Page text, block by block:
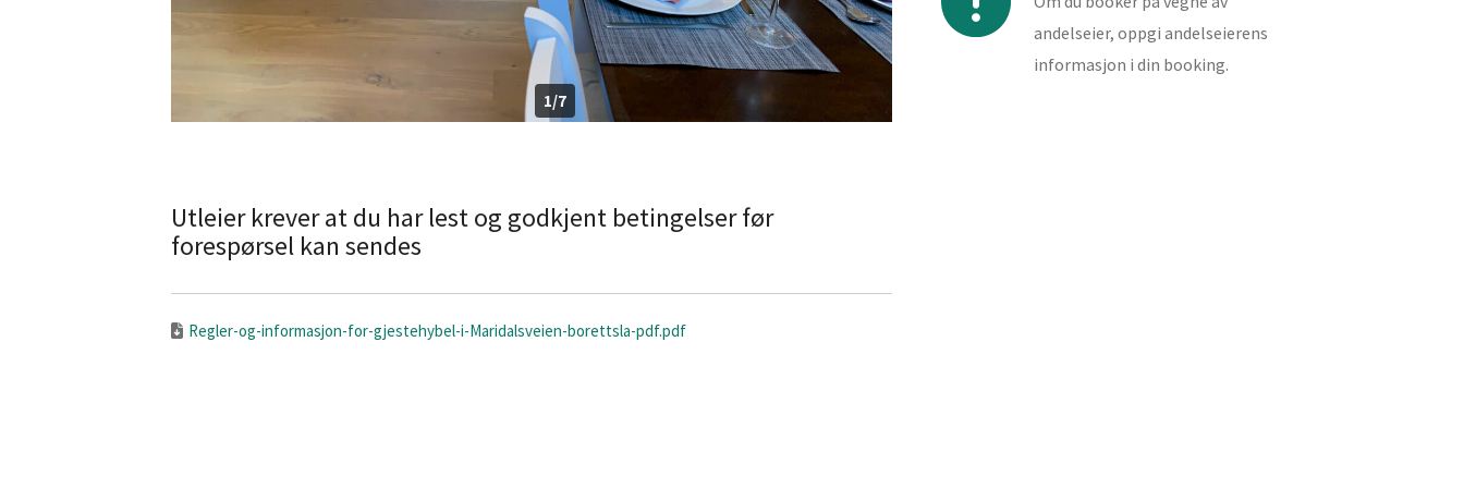
andelseier, oppgi andelseierens
informasjon i din booking.
1/7
Utleier krever at du har lest og godkjent betingelser før
forespørsel kan sendes
Regler-og-informasjon-for-gjestehybel-i-Maridalsveien-borettsla-pdf.pdf